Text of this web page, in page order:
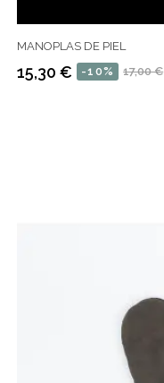
MANOPLAS DE PIEL
Precio
17,00 €
-10%
Precio
15,30 €